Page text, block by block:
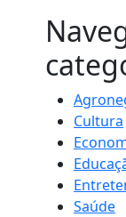
MAIS
Cultura
Saúde